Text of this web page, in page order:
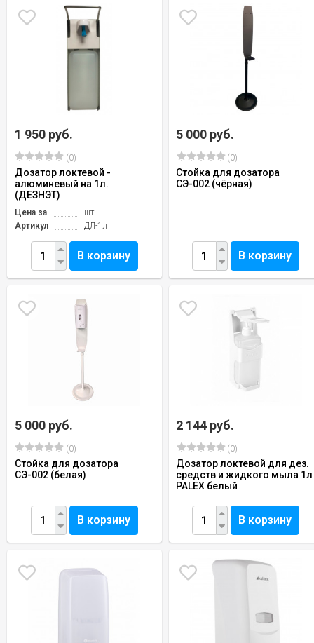
1 950 руб.
(0)
Дозатор локтевой -
алюминевый на 1л.
(ДЕЗНЭТ)
Цена за
шт.
Артикул
ДЛ-1л
В корзину
5 000 руб.
(0)
Стойка для дозатора
СЭ-002 (чёрная)
В корзину
5 000 руб.
(0)
Стойка для дозатора
СЭ-002 (белая)
В корзину
2 144 руб.
(0)
Дозатор локтевой для дез.
средств и жидкого мыла 1л
PALEX белый
В корзину